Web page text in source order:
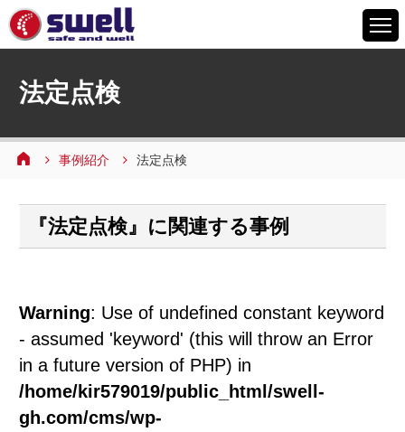
6つの特徴
設備案内
よくあるご質問
お問い合わせ
法定点検
事例紹介 法定点検
『法定点検』に関連する事例
Warning: Use of undefined constant keyword
- assumed 'keyword' (this will throw an Error
in a future version of PHP) in
/home/kir579019/public_html/swell-
gh.com/cms/wp-